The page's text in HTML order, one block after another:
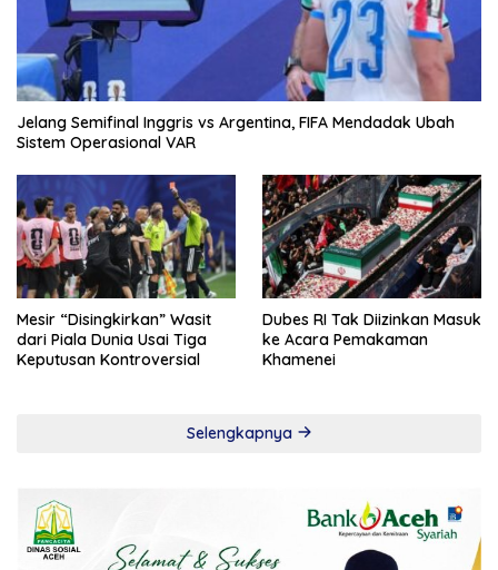
Jelang Semifinal Inggris vs Argentina, FIFA Mendadak Ubah
Sistem Operasional VAR
Mesir “Disingkirkan” Wasit
dari Piala Dunia Usai Tiga
Keputusan Kontroversial
Dubes RI Tak Diizinkan Masuk
ke Acara Pemakaman
Khamenei
Selengkapnya